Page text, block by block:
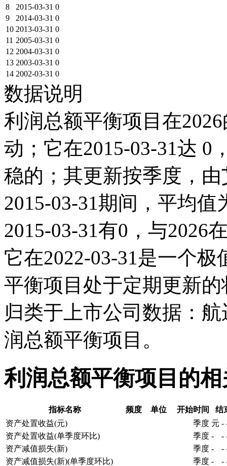
8
2015-03-31 0
9
2014-03-31 0
10 2013-03-31 0
11 2005-03-31 0
12 2004-03-31 0
13 2003-03-31 0
14 2002-03-31 0
数据说明
利润总额平衡项目在
动；它在2015-03-31达 0
稳的；其更新按季度，
2015-03-31期间，平均
2015-03-31有0，与2026
它在2022-03-31是一个
平衡项目处于定期更新
归类于上市公司数据：
润总额平衡项目。
利润总额平衡项目的
指标名称 频度 单位 开始时间
结
资产处置收益(元)
季度 元 -
资产处置收益(单季度环比)
季度 - -
资产减值损失(新)
季度 - -
资产减值损失(新)(单季度环比)
季度 - -